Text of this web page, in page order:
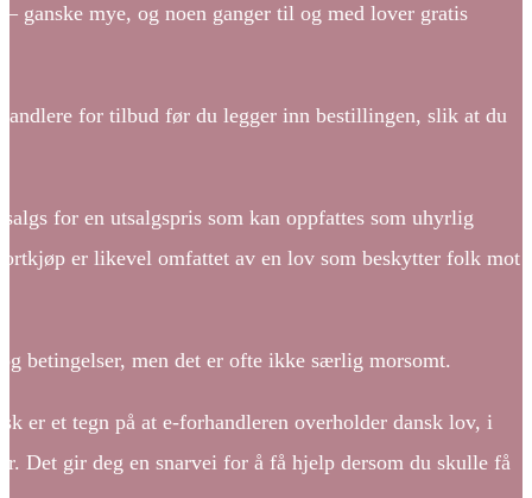
ganske mye, og noen ganger til og med lover gratis
for tilbud før du legger inn bestillingen, slik at du
for en utsalgspris som kan oppfattes som uhyrlig
er likevel omfattet av en lov som beskytter folk mot
betingelser, men det er ofte ikke særlig morsomt.
er et tegn på at e-forhandleren overholder dansk lov, i
Det gir deg en snarvei for å få hjelp dersom du skulle få